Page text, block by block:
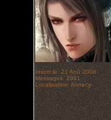
Inscrit le: 21 Aoû 2006
Messages: 2981
Localisation: Annecy